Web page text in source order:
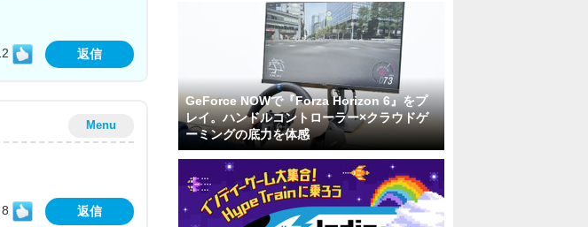
返信
Menu
8 返信
GeForce NOWで『Forza Horizon 6』をプ
レイ。ハンドルコントローラー×クラウドゲ
ーミングの底力を体感